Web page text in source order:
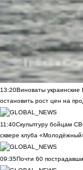
13:20Виноваты
остановить рост цен на
11:40Скульптуру бойцам
сквере клуба
09:35Почти 60